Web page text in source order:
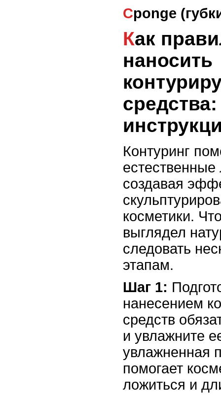
Сponge
Как правильно
наносить
Контуринг
создавая
косметики.
выглядел
следовать
этапам.
Шаг 1:
нанесением
средств
и увлажните
увлажненная
помогает
ложиться и